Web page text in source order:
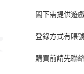
閣下需提供遊
登錄方式有賬
購買前請先聯